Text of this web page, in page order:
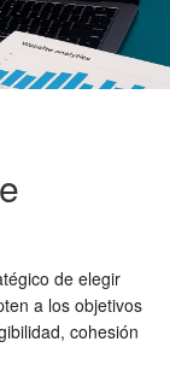
de elegir
a los objetivos
cohesión